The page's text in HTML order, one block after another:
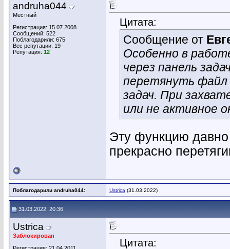
andruha044
Местный
Регистрация: 15.07.2008
Сообщений: 522
Поблагодарили: 675
Вес репутации: 19
Репутация: 12
Цитата:
Сообщение от
Особенно в
через панель
перетянуть файл
задач. При
или не активное
Эту функцию
прекрасно
Поблагодарили andruha044: Ustrica (31.03.2022)
31.03.2022, 20:36
Ustrica
Заблокирован
Цитата: